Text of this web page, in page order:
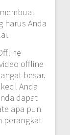
harus Anda
offline
besar.
Anda
dapat
apa pun
perangkat